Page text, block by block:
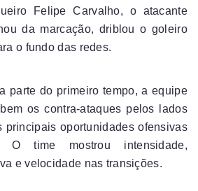
Felipe Carvalho, o atacante
da marcação, driblou o goleiro
o fundo das redes.
parte do primeiro tempo, a equipe
os contra-ataques pelos lados
principais oportunidades ofensivas
time mostrou intensidade,
e velocidade nas transições.